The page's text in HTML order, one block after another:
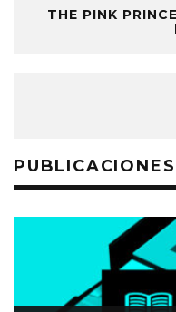
THE PINK